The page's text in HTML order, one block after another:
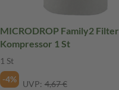
MICRODROP Family2 Filter
Kompressor 1 St
1 St
-4%
UVP: 4,67 €